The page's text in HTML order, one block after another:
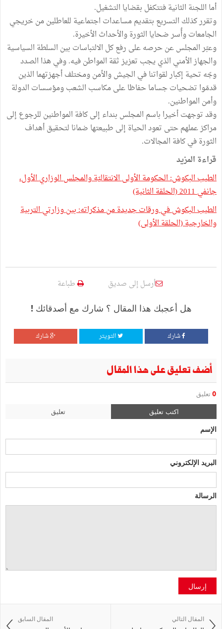
أما اللجنة الثانية فتتكفل بقضايا التشغيل.
وتقرر كذلك التسريع بتقديم مساعدات اجتماعية للعاطلين من خريجي
الجامعات وأُسر ضحايا الثورة والأحداث الأخيرة.
وعبّر المجلس عن حرصه على رفع كل الالتباسات بين السلطة السياسية
والجهاز الأمني الذي يجب تعزيز ثقة المواطن فيه. وفي هذا الصدد
وجّه تحية إكبار لقواتنا في الجيش والأمن ومختلف أجهزتهما الذين
قدمّوا تضحيات جساما حفاظا على مكاسب الشعب ومؤسسات الدولة
وأمن المواطنين.
وقد توجهت أخيرا باسم المجلس بنداء إلى كافة المواطنين للرجوع إلى
مراكز عملهم حتى تعود الحياة إلى طبيعتها ضمانا لتحقيق أهداف
الثورة في كافة المجالات.
قراءة المزيد
الطيب البكوش: الحكومة الأولى الانتقاليّة والمجلس الوزاري الأول،
جانفي 2011 (الحلقة الثانية)
الطيب البكوش في ورقات جديدة من مذكراته: بين وزارتي التربية
والخارجية (الحلقة الأولى)
أرسل إلى صديق طباعة
هل أعجبك هذا المقال ؟ شارك مع أصدقائك !
شارك التويتر شارك
أضف تعليق على هذا المقال
0 تعليق
اكتب تعليق تعليق
الإسم
البريد الإلكتروني
الرسالة
إرسال
المقال السابق المقال التالي